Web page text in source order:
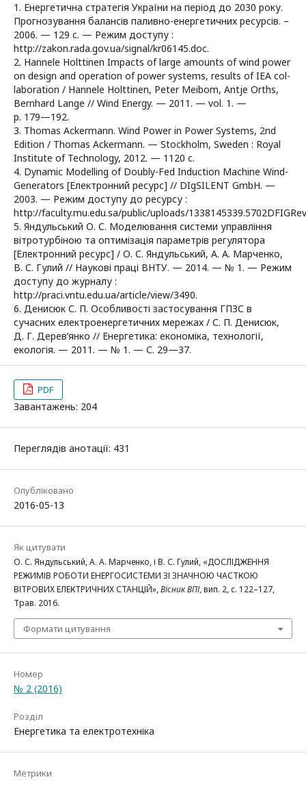
1. Енергетична стратегія України на період до 2030 року.
Прогнозування балансів паливно-енергетичних ресурсів. –
2006. — 129 c. — Режим доступу :
http://zakon.rada.gov.ua/signal/kr06145.doc.
2. Hannele Holttinen Impacts of large amounts of wind power
on design and operation of power systems, results of IEA col-
laboration / Hannele Holttinen, Peter Meibom, Antje Orths,
Bernhard Lange // Wind Energy. — 2011. — vol. 1. —
p. 179—192.
3. Thomas Ackermann. Wind Power in Power Systems, 2nd
Edition / Thomas Ackermann. — Stockholm, Sweden : Royal
Institute of Technology, 2012. — 1120 с.
4. Dynamic Modelling of Doubly-Fed Induction Machine Wind-
Generators [Електронний ресурс] // DIgSILENT GmbH. —
2003. — Режим доступу до ресурсу :
http://faculty.mu.edu.sa/public/uploads/
5. Яндульський О. С. Моделювання системи управління
вітротурбіною та оптимізація параметрів регулятора
[Електронний ресурс] / О. С. Яндульський, А. А. Марченко,
В. С. Гулий // Наукові праці ВНТУ. — 2014. — № 1. — Режим
доступу до журналу :
http://praci.vntu.edu.ua/article/view/3490.
6. Денисюк С. П. Особливості застосування ГПЗС в
сучасних електроенергетичних мережах / С. П. Денисюк,
Д. Г. Дерев’янко // Енергетика: економіка, технології,
екологія. — 2011. — № 1. — С. 29—37.
PDF
Завантажень: 204
Переглядів анотації: 431
Опубліковано
2016-05-13
Як цитувати
О. С. Яндульський, А. А. Марченко, і В. С. Гулий, «ДОСЛІДЖЕННЯ
РЕЖИМІВ РОБОТИ ЕНЕРГОСИСТЕМИ ЗІ ЗНАЧНОЮ ЧАСТКОЮ
ВІТРОВИХ ЕЛЕКТРИЧНИХ СТАНЦІЙ»,Вісник ВПІ, вип. 2, с. 122–127,
Трав. 2016.
Формати цитування
Номер
№ 2 (2016)
Розділ
Енергетика та електротехніка
Метрики